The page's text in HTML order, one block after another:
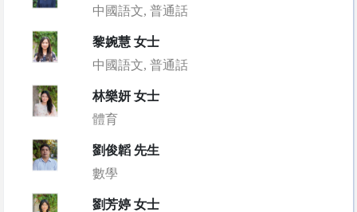
中國語文, 普通話
黎婉慧 女士
中國語文, 普通話
林樂妍 女士
體育
劉俊韜 先生
數學
劉芳婷 女士